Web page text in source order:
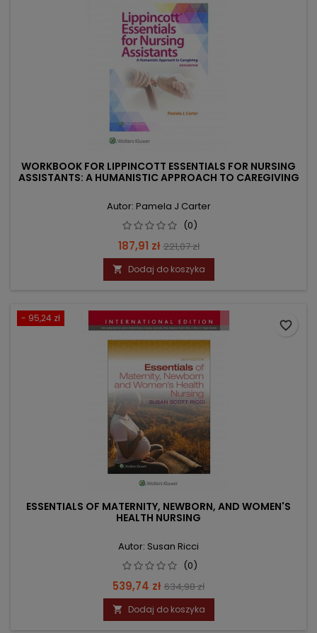
WORKBOOK FOR LIPPINCOTT ESSENTIALS FOR NURSING
ASSISTANTS: A HUMANISTIC APPROACH TO CAREGIVING
Autor: Pamela J Carter
(0)
Cena
187,91 zł Cena
podstawowa
221,07 zł
 Dodaj do koszyka
- 95,24 zł
ESSENTIALS OF MATERNITY, NEWBORN, AND WOMEN'S
HEALTH NURSING
Autor: Susan Ricci
(0)
Cena
539,74 zł Cena
podstawowa
634,98 zł
 Dodaj do koszyka
favorite_border